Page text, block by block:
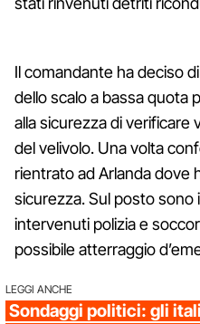
Il comandante ha deciso
dello scalo a bassa quota
alla sicurezza di verificare
del velivolo. Una volta
rientrato ad Arlanda dove
sicurezza. Sul posto
intervenuti polizia e
possibile atterraggio
LEGGI ANCHE
Sondaggi politici: gli